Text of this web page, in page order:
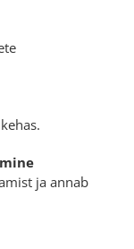
ja annab